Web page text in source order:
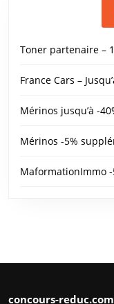
Toner partenaire –
France Cars –
Mérinos jusqu’à -
Mérinos -5%
MaformationImmo
concours-reduc.com